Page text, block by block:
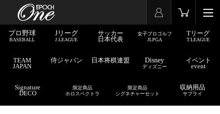
プロ野球
BASEBALL
Jリーグ
J.LEAGUE
サッカー
日本代表
女子プロゴルフ
JLPGA
Tリーグ
T.LEAGUE
TEAM
JAPAN
侍ジャパン 日本将棋連盟 Disney
ディズニー
イベント
event
Signature
DECO
限定商品
ホロスペクトラ
限定商品
シグネチャーセット
収納用品
サプライ